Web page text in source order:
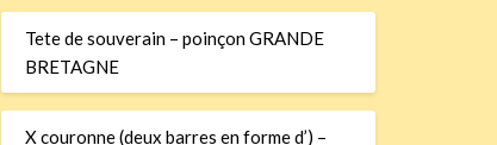
Tete de souverain – poinçon GRANDE
BRETAGNE
X couronne (deux barres en forme d’) –